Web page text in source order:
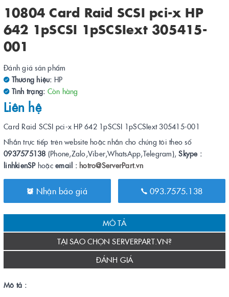
10804 Card Raid SCSI pci-x HP
642 1pSCSI 1pSCSIext 305415-
001
Đánh giá sản phẩm
Thương hiệu: HP
Tình trạng: Còn hàng
Liên hệ
Card Raid SCSI pci-x HP 642 1pSCSI 1pSCSIext 305415-001
Nhắn trực tiếp trên website hoặc nhắn cho chúng tôi theo số
0937575138 (Phone,Zalo,Viber,WhatsApp,Telegram),Skype :
linhkienSPhoặc email : hotro@ServerPart.vn
Nhận báo giá 093.7575.138
MÔ TẢ
TẠI SAO CHỌN SERVERPART.VN?
ĐÁNH GIÁ
Mô tả :